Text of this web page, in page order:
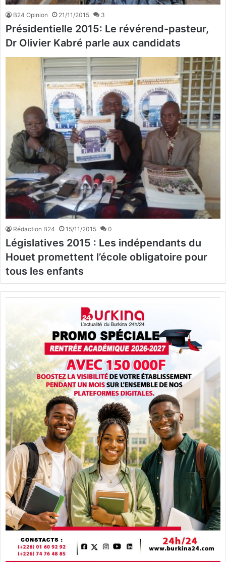
B24 Opinion 21/11/2015 3
Présidentielle 2015: Le révérend-pasteur,
Dr Olivier Kabré parle aux candidats
Rédaction B24 15/11/2015 0
Législatives 2015 : Les indépendants du
Houet promettent l’école obligatoire pour
tous les enfants